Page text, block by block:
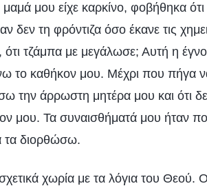
μου είχε καρκίνο, φοβήθηκα
δεν τη φρόντιζα όσο έκανε τις
ότι τζάμπα με μεγάλωσε; Αυτή η
το καθήκον μου. Μέχρι που πήγα
την άρρωστη μητέρα μου και ότι
μου. Τα συναισθήματά μου ήταν
τα διορθώσω.
χωρία με τα λόγια του Θεού.